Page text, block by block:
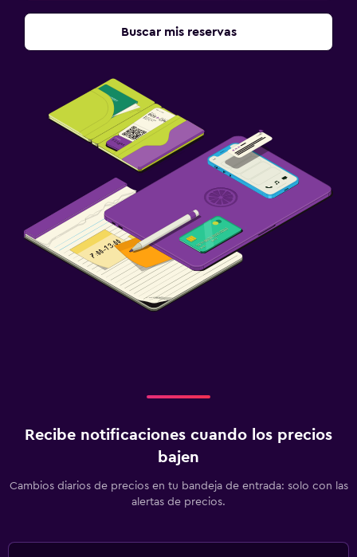
Buscar mis reservas
Recibe notificaciones cuando los precios
bajen
Cambios diarios de precios en tu bandeja de entrada: solo con las
alertas de precios.